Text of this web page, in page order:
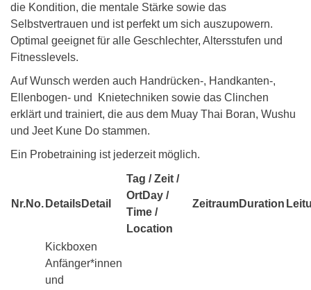
die Kondition, die mentale Stärke sowie das
Selbstvertrauen und ist perfekt um sich auszupowern.
Optimal geeignet für alle Geschlechter, Altersstufen und
Fitnesslevels.
Auf Wunsch werden auch Handrücken-, Handkanten-,
Ellenbogen- und Knietechniken sowie das Clinchen
erklärt und trainiert, die aus dem Muay Thai Boran, Wushu
und Jeet Kune Do stammen.
Ein Probetraining ist jederzeit möglich.
Nr.No. DetailsDetail
Tag / Zeit /
OrtDay /
Time /
Location
ZeitraumDuration
Kickboxen
Anfänger*innen
und